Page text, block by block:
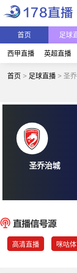
首页 足球
西甲直播 英超直播
首页 > 足球直播 > 圣
圣乔治城
高清直播 咪咕